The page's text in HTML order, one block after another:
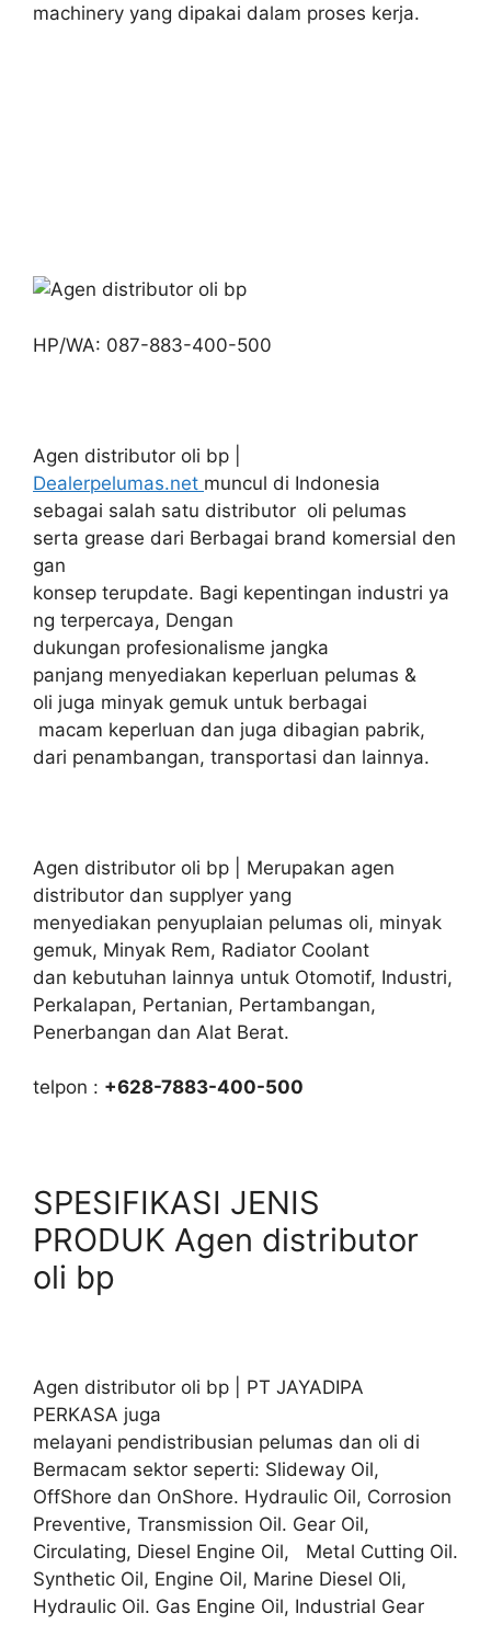
machinery yang dipakai dalam proses kerja.
HP/WA: 087-883-400-500
Agen distributor oli bp |
Dealerpelumas.net muncul di Indonesia
sebagai salah satu distributor oli pelumas
serta grease dari Berbagai brand komersial den
gan
konsep terupdate. Bagi kepentingan industri ya
ng terpercaya, Dengan
dukungan profesionalisme jangka
panjang menyediakan keperluan pelumas &
oli juga minyak gemuk untuk berbagai
macam keperluan dan juga dibagian pabrik,
dari penambangan, transportasi dan lainnya.
Agen distributor oli bp | Merupakan agen
distributor dan supplyer yang
menyediakan penyuplaian pelumas oli, minyak
gemuk, Minyak Rem, Radiator Coolant
dan kebutuhan lainnya untuk Otomotif, Industri,
Perkalapan, Pertanian, Pertambangan,
Penerbangan dan Alat Berat.
telpon : +628-7883-400-500
SPESIFIKASI JENIS
PRODUK Agen distributor
oli bp
Agen distributor oli bp | PT JAYADIPA
PERKASA juga
melayani pendistribusian pelumas dan oli di
Bermacam sektor seperti: Slideway Oil,
OffShore dan OnShore. Hydraulic Oil, Corrosion
Preventive, Transmission Oil. Gear Oil,
Circulating, Diesel Engine Oil, Metal Cutting Oil.
Synthetic Oil, Engine Oil, Marine Diesel Oli,
Hydraulic Oil. Gas Engine Oil, Industrial Gear